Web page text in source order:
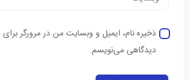
ذخیره نام، ایمیل و وبسایت من در مرورگر برای
دیدگاهی می‌نویسم.